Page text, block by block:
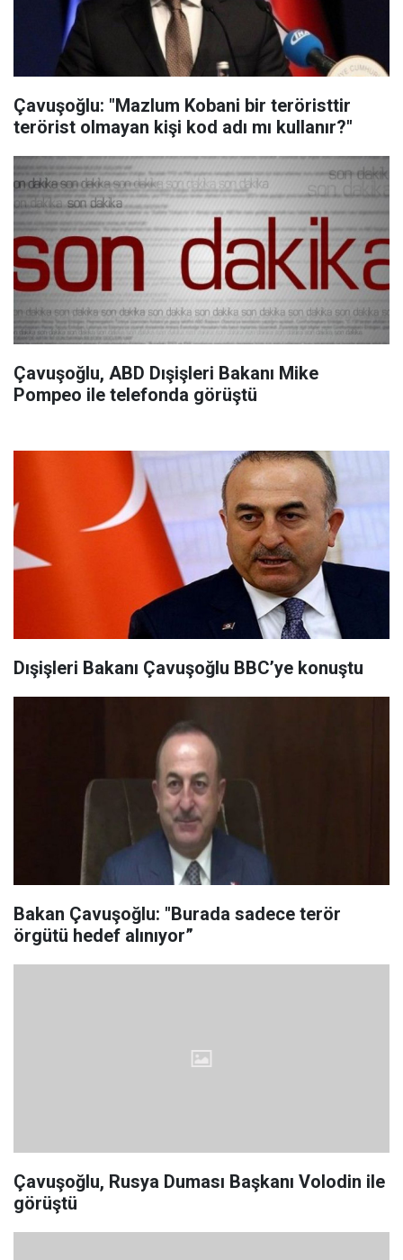
Çavuşoğlu: "Mazlum Kobani bir teröristtir
terörist olmayan kişi kod adı mı kullanır?"
Çavuşoğlu, ABD Dışişleri Bakanı Mike
Pompeo ile telefonda görüştü
Dışişleri Bakanı Çavuşoğlu BBC’ye konuştu
Bakan Çavuşoğlu: "Burada sadece terör
örgütü hedef alınıyor”
Çavuşoğlu, Rusya Duması Başkanı Volodin ile
görüştü